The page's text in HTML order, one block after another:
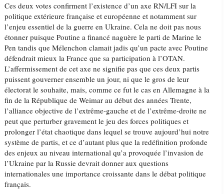
Ces deux votes confirment l’existence d’un axe RN/LFI sur la
politique extérieure française et européenne et notamment sur
l’enjeu essentiel de la guerre en Ukraine. Cela ne doit pas nous
étonner puisque Poutine a financé naguère le parti de Marine le
Pen tandis que Mélenchon clamait jadis qu’un pacte avec Poutine
défendrait mieux la France que sa participation à l’OTAN.
L’affermissement de cet axe ne signifie pas que ces deux partis
puissent gouverner ensemble un jour, ni que le gros de leur
électorat le souhaite, mais, comme ce fut le cas en Allemagne à la
fin de la République de Weimar au début des années Trente,
l’alliance objective de l’extrême-gauche et de l’extrême-droite ne
peut que perturber gravement le jeu des forces politiques et
prolonger l’état chaotique dans lequel se trouve aujourd’hui notre
système de partis, et ce d’autant plus que la redéfinition profonde
des enjeux au niveau international qu’a provoquée l’invasion de
l’Ukraine par la Russie devrait donner aux questions
internationales une importance croissante dans le débat politique
français.